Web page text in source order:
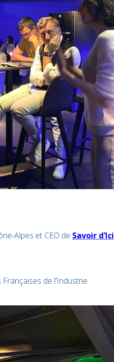
Alpes et CEO de Savoir d’Ici
de l’Industrie.